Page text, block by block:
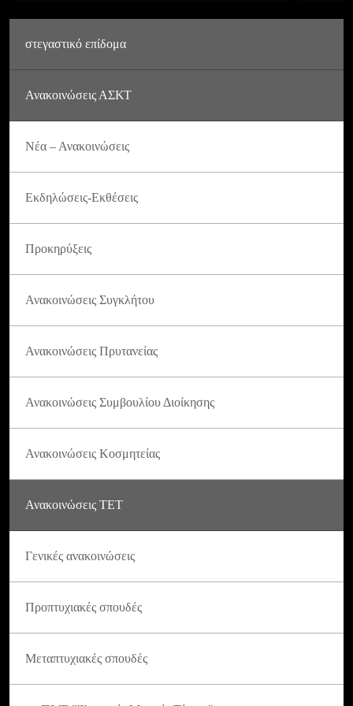
στεγαστικό επίδομα
Ανακοινώσεις ΑΣΚΤ
Νέα – Ανακοινώσεις
Εκδηλώσεις-Εκθέσεις
Προκηρύξεις
Ανακοινώσεις Συγκλήτου
Ανακοινώσεις Πρυτανείας
Ανακοινώσεις Συμβουλίου Διοίκησης
Ανακοινώσεις Κοσμητείας
Ανακοινώσεις ΤΕΤ
Γενικές ανακοινώσεις
Προπτυχιακές σπουδές
Μεταπτυχιακές σπουδές